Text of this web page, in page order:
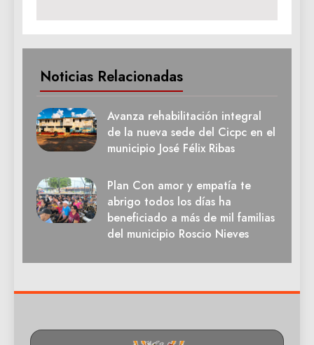
Noticias Relacionadas
Avanza rehabilitación integral
de la nueva sede del Cicpc en el
municipio José Félix Ribas
Plan Con amor y empatía te
abrigo todos los días ha
beneficiado a más de mil familias
del municipio Roscio Nieves